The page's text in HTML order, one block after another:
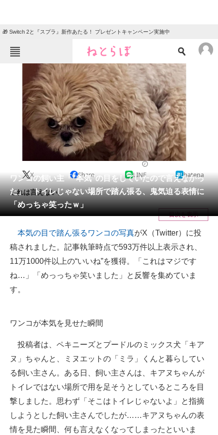
🎁 Switch 2と『スプラ』新作あたる！ プレゼントキャンペーン実施中
ねとらぼメニュー
ニュース
エンタメ クイズ
地域
教育・育児
リサーチ
会員記事
メディア
注目記事を集めた総合ページ
スマホと通信の最新トレンド
進化するPCとデバイスの未来
ビジネスと働き方のヒント
AI活用のいまが分かる
企業ITのトレンドを詳説
経営リーダーのコミュニティ
マーケ×ITの今がよく分かる
ITエンジニア向け専門サイト
ワンコの飼い主「“本気”の目をしていたので言えなかっ
た」 トイレじゃない場所で踏ん張る、鬼気迫る表情に
「めっちゃ笑ったｗ」
X Share LINE hatena
これは言えない。
目次を表示
本気の目で踏ん張るワンコの写真がX（Twitter）に投
稿されました。記事執筆時点で593万件以上表示され、
11万1000件以上の“いいね”を獲得。「これはマジです
ね…」「めっっちゃ笑いました」と反響を集めていま
す。
ワンコが本気を見せた瞬間
投稿者は、ペキニーズとプードルのミックス犬「キア
ヌ」ちゃんと、ミヌエットの「ミラ」くんと暮らしてい
る飼い主さん。ある日、飼い主さんは、キアヌちゃんが
トイレではない場所で用を足そうとしているところを目
撃しました。思わず「そこはトイレじゃないよ」と指摘
しようとした飼い主さんでしたが……キアヌちゃんの表
情を見た瞬間、何も言えなくなってしまったといいま